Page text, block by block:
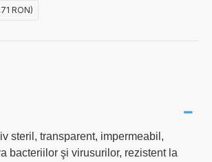
RON)
steril, transparent, impermeabil,
bacteriilor şi virusurilor, rezistent la